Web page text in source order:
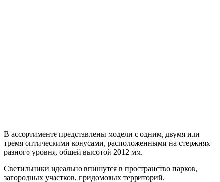
В ассортименте представлены модели с одним, двумя или
тремя оптическими конусами, расположенными на стержнях
разного уровня, общей высотой 2012 мм.
Светильники идеально впишутся в пространство парков,
загородных участков, придомовых территорий.